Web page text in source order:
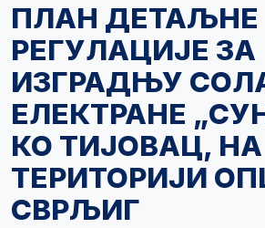
ПЛАН ДЕТАЉНЕ
РЕГУЛАЦИЈЕ ЗА
ИЗГРАДЊУ
ЕЛЕКТРАНЕ
КО ТИЈОВАЦ, НА
ТЕРИТОРИЈИ
СВРЉИГ